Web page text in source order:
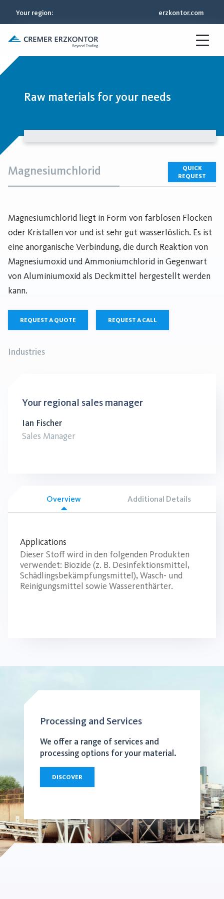
Your region: erzkontor.com
Raw materials for your needs
QUICK
REQUEST
Magnesiumchlorid
Magnesiumchlorid liegt in Form von farblosen Flocken
oder Kristallen vor und ist sehr gut wasserlöslich. Es ist
eine anorganische Verbindung, die durch Reaktion von
Magnesiumoxid und Ammoniumchlorid in Gegenwart
von Aluminiumoxid als Deckmittel hergestellt werden
kann.
REQUEST A QUOTE REQUEST A CALL
Industries
Your regional sales manager
Ian Fischer
Sales Manager
Overview Additional Details
Applications
Dieser Stoff wird in den folgenden Produkten
verwendet: Biozide (z. B. Desinfektionsmittel,
Schädlingsbekämpfungsmittel), Wasch- und
Reinigungsmittel sowie Wasserenthärter.
Processing and Services
We offer a range of services and
processing options for your material.
DISCOVER